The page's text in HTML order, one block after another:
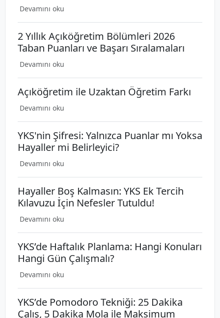
Devamını oku
2 Yıllık Açıköğretim Bölümleri 2026
Taban Puanları ve Başarı Sıralamaları
Devamını oku
Açıköğretim ile Uzaktan Öğretim Farkı
Devamını oku
YKS'nin Şifresi: Yalnızca Puanlar mı Yoksa
Hayaller mi Belirleyici?
Devamını oku
Hayaller Boş Kalmasın: YKS Ek Tercih
Kılavuzu İçin Nefesler Tutuldu!
Devamını oku
YKS’de Haftalık Planlama: Hangi Konuları
Hangi Gün Çalışmalı?
Devamını oku
YKS’de Pomodoro Tekniği: 25 Dakika
Çalış, 5 Dakika Mola ile Maksimum